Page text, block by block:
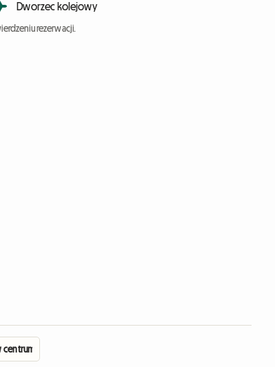
Dworzec kolejowy
rezerwacji.
Reims